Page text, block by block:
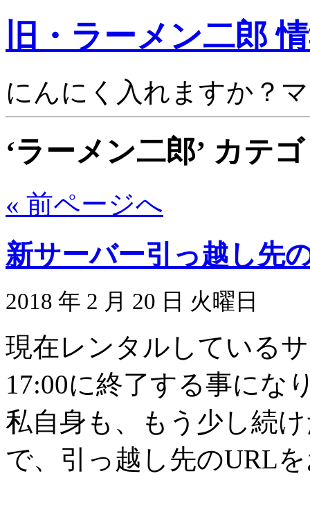
旧・ラーメン二郎
にんにく入れますか？
‘ラーメン二郎’ カテ
« 前ページへ
新サーバー引っ越し先
2018 年 2 月 20 日 火曜日
現在レンタルしている
17:00に終了する事にな
私自身も、もう少し続
で、引っ越し先のURL